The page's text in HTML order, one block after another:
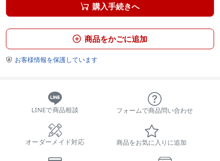
 購入手続きへ
 商品をかごに追加
 お客様情報を保護しています
LINEで商品相談 フォームで商品問い合わせ
オーダーメイド対応 商品をお気に入りに追加